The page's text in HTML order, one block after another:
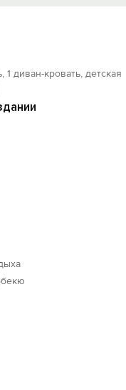
1 диван-кровать, детская